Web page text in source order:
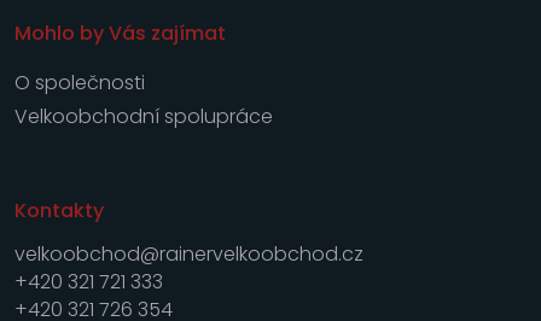
Mohlo by Vás zajímat
O společnosti
Velkoobchodní spolupráce
Kontakty
velkoobchod@rainervelkoobchod.cz
+420 321 721 333
+420 321 726 354